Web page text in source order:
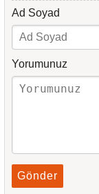
Ad Soyad
Yorumunuz
Gönder